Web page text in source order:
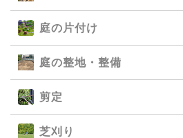
庭の⽚付け
庭の整地・整備
剪定
芝刈り